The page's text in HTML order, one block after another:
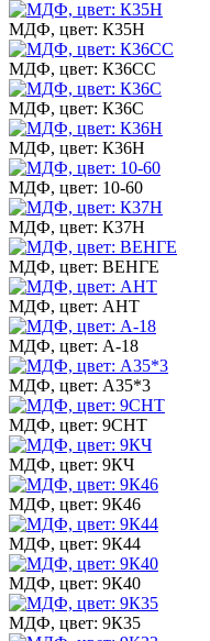
МДФ, цвет: К35Н
МДФ, цвет: К36СС
МДФ, цвет: К36С
МДФ, цвет: К36Н
МДФ, цвет: 10-60
МДФ, цвет: К37Н
МДФ, цвет: ВЕНГЕ
МДФ, цвет: АНТ
МДФ, цвет: А-18
МДФ, цвет: А35*3
МДФ, цвет: 9СНТ
МДФ, цвет: 9КЧ
МДФ, цвет: 9К46
МДФ, цвет: 9К44
МДФ, цвет: 9К40
МДФ, цвет: 9К35